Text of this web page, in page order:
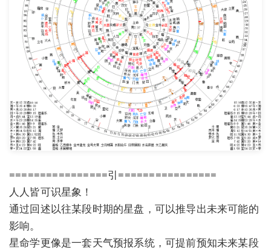
================引================
人人皆可识星象！
通过回述以往某段时期的星盘，可以推导出未来可能的
影响。
星命学更像是一套天气预报系统，可提前预知未来某段